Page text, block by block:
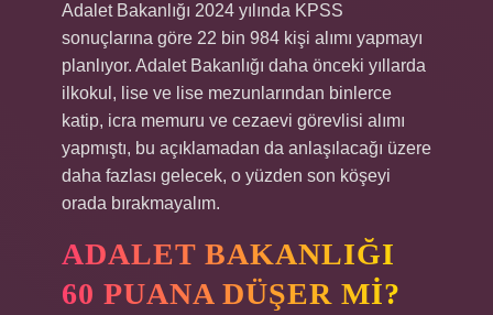
Adalet Bakanlığı 2024 yılında KPSS
sonuçlarına göre 22 bin 984 kişi alımı yapmayı
planlıyor. Adalet Bakanlığı daha önceki yıllarda
ilkokul, lise ve lise mezunlarından binlerce
katip, icra memuru ve cezaevi görevlisi alımı
yapmıştı, bu açıklamadan da anlaşılacağı üzere
daha fazlası gelecek, o yüzden son köşeyi
orada bırakmayalım.
ADALET BAKANLIĞI
60 PUANA DÜŞER MI?